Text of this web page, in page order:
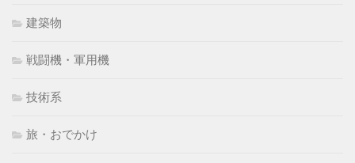
建築物
戦闘機・軍用機
技術系
旅・おでかけ